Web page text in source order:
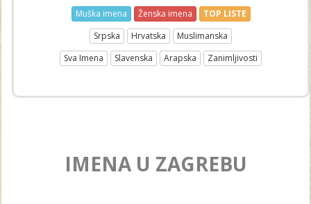
Muška imena Ženska imena
TOP LISTE
Srpska
Hrvatska
Muslimanska
Sva Imena
Slavenska Arapska Zanimljivosti
IMENA U ZAGREBU